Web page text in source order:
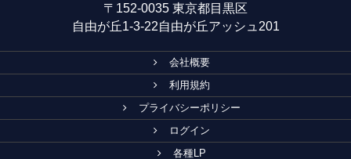
〒152-0035 東京都目黒区
自由が丘1-3-22自由が丘アッシュ201
会社概要
利用規約
プライバシーポリシー
ログイン
各種LP